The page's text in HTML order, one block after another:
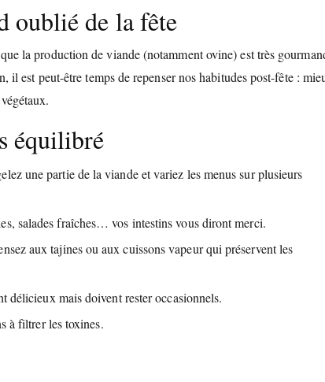
oublié de la fête
la production de viande (notamment ovine) est très
il est peut-être temps de repenser nos habitudes post-fête :
équilibré
une partie de la viande et variez les menus sur plusieurs
salades fraîches… vos intestins vous diront merci.
aux tajines ou aux cuissons vapeur qui préservent les
délicieux mais doivent rester occasionnels.
à filtrer les toxines.